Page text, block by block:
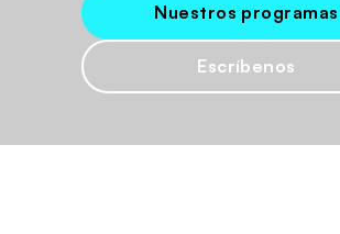
Nuestros programas
Escríbenos